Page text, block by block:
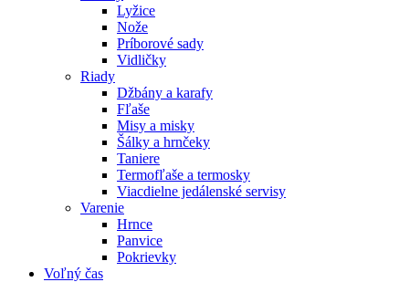
Lyžice
Nože
Príborové sady
Vidličky
Riady
Džbány a karafy
Fľaše
Misy a misky
Šálky a hrnčeky
Taniere
Termofľaše a termosky
Viacdielne jedálenské servisy
Varenie
Hrnce
Panvice
Pokrievky
Voľný čas